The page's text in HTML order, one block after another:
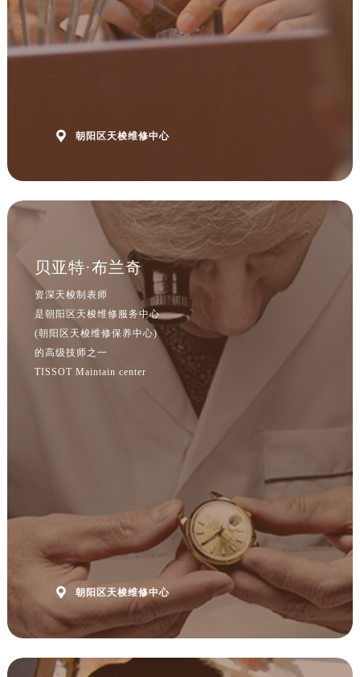
 朝阳区天梭维修中心
贝亚特·布兰奇
资深天梭制表师
是朝阳区天梭维修服务中心
(朝阳区天梭维修保养中心)
的高级技师之一
TISSOT Maintain center
 朝阳区天梭维修中心